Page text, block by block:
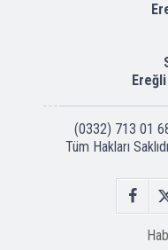
(0332) 713 01
Tüm Hakları